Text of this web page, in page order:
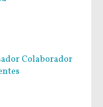
Colaborador